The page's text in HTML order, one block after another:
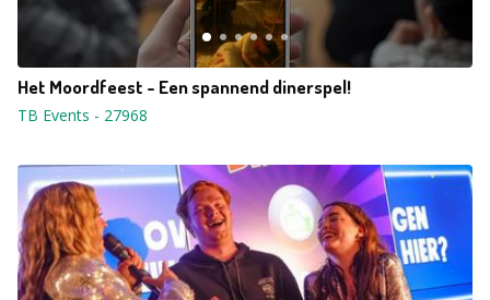
Het Moordfeest - Een spannend dinerspel!
TB Events - 27968